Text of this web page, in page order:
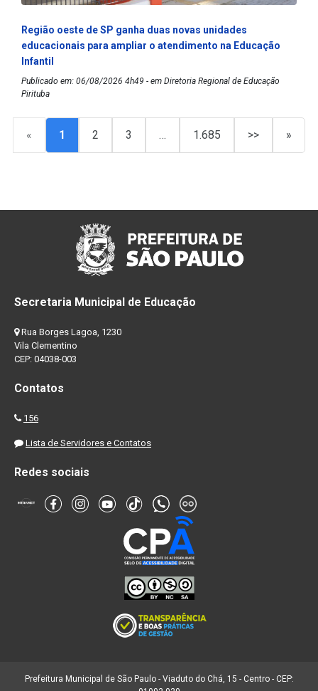
Região oeste de SP ganha duas novas unidades
educacionais para ampliar o atendimento na Educação
Infantil
Publicado em: 06/08/2026 4h49 - em Diretoria Regional de Educação
Pirituba
« 1 2 3 … 1.685 >> »
Secretaria Municipal de Educação
Rua Borges Lagoa, 1230
Vila Clementino
CEP: 04038-003
Contatos
156
Lista de Servidores e Contatos
Redes sociais
Prefeitura Municipal de São Paulo - Viaduto do Chá, 15 - Centro - CEP: